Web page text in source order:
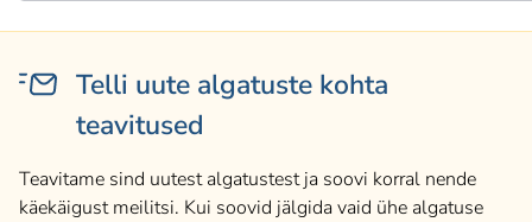
Telli uute algatuste kohta
teavitused
Teavitame sind uutest algatustest ja soovi korral nende
käekäigust meilitsi. Kui soovid jälgida vaid ühe algatuse